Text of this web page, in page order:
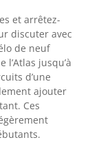
et arrêtez-
discuter avec
de neuf
jusqu’à
d’une
ajouter
Ces